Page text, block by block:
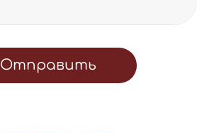
Отправить